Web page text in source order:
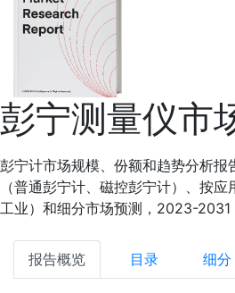
彭宁测量仪市
彭宁计市场规模、份额和趋势分析报
（普通彭宁计、磁控彭宁计）、按应
工业）和细分市场预测，2023-2031
报告概览 目录 细分